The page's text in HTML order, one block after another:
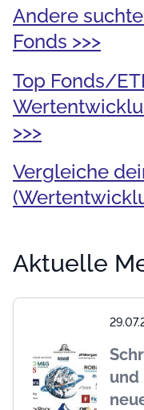
Andere
Fonds >>>
Top Fonds/
>>>
Vergleiche
Aktuelle
und